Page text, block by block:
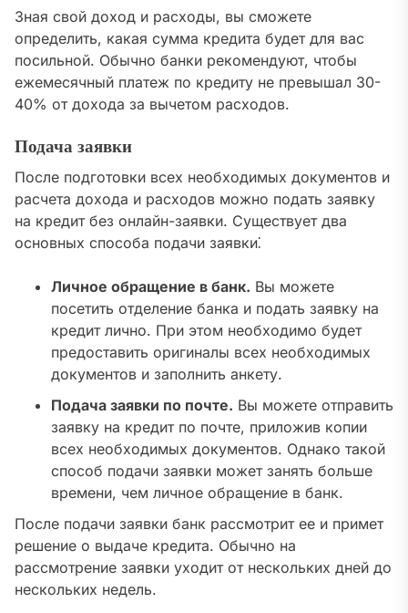
Зная свой доход и расходы, вы сможете
определить, какая сумма кредита будет для вас
посильной. Обычно банки рекомендуют, чтобы
ежемесячный платеж по кредиту не превышал 30-
40% от дохода за вычетом расходов.
Подача заявки
После подготовки всех необходимых документов и
расчета дохода и расходов можно подать заявку
на кредит без онлайн-заявки. Существует два
основных способа подачи заявки⁚
Личное обращение в банк. Вы можете
посетить отделение банка и подать заявку на
кредит лично. При этом необходимо будет
предоставить оригиналы всех необходимых
документов и заполнить анкету.
Подача заявки по почте. Вы можете отправить
заявку на кредит по почте, приложив копии
всех необходимых документов. Однако такой
способ подачи заявки может занять больше
времени, чем личное обращение в банк.
После подачи заявки банк рассмотрит ее и примет
решение о выдаче кредита. Обычно на
рассмотрение заявки уходит от нескольких дней до
нескольких недель.